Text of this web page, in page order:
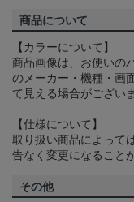
商品について
【カラーについて】
商品画像は、お使いの
のメーカー・機種・画
て見える場合がござい
【仕様について】
取り扱い商品によって
告なく変更になること
その他